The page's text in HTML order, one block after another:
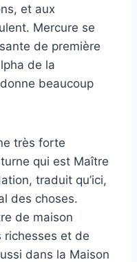
et aux
Mercure se
de première
de la
beaucoup
très forte
qui est Maître
traduit qu’ici,
des choses.
de maison
richesses et de
dans la Maison